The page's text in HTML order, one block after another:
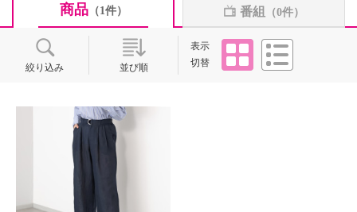
商品（1件） 番組 （0件）
絞り込み 並び順
表示
切替
タイル